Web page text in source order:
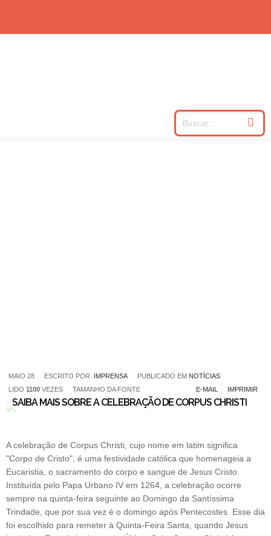
MAIO 28 ESCRITO POR IMPRENSA PUBLICADO EM NOTÍCIAS
LIDO 1100 VEZES TAMANHO DA FONTE IMPRIMIR
E-MAIL
SAIBA MAIS SOBRE A CELEBRAÇÃO DE CORPUS CHRISTI
A celebração de Corpus Christi, cujo nome em latim significa
"Corpo de Cristo", é uma festividade católica que homenageia a
Eucaristia, o sacramento do corpo e sangue de Jesus Cristo.
Instituída pelo Papa Urbano IV em 1264, a celebração ocorre
sempre na quinta-feira seguinte ao Domingo da Santíssima
Trindade, que por sua vez é o domingo após Pentecostes. Esse dia
foi escolhido para remeter à Quinta-Feira Santa, quando Jesus